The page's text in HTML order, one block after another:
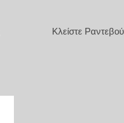
Κλείστε Ραντεβού